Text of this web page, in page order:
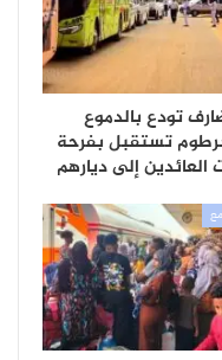
تودع بالدموع
تستقبل بفرحة
العائدين إلى ديارهم